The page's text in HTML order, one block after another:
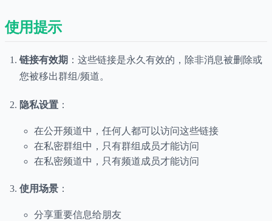
使用提示
链接有效期 ：这些链接是永久有效的，除非消息被删除或
您被移出群组/频道。
隐私设置 ：
在公开频道中，任何人都可以访问这些链接
在私密群组中，只有群组成员才能访问
在私密频道中，只有频道成员才能访问
使用场景 ：
分享重要信息给朋友